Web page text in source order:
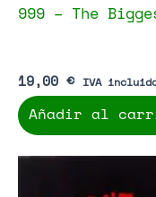
999 – The
19,00 € IVA
Añadir al